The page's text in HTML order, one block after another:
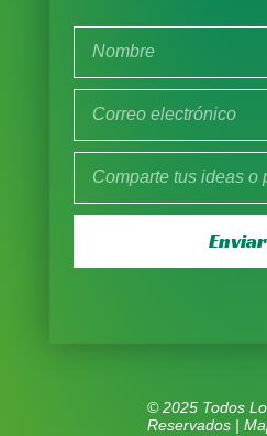
Enviar
© 2025 Todos
Reservados |